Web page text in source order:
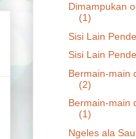
Dimampukan
(1)
Sisi Lain
Sisi Lain
Bermain-main
(2)
Bermain-main
(1)
Ngeles ala